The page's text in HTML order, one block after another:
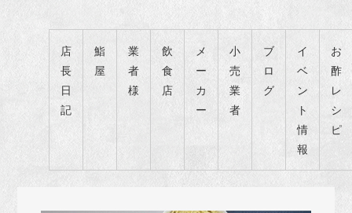
店
長
日
記
鮨
屋
業
者
様
飲
食
店
メ
ー
カ
ー
小
売
業
者
ブ
ロ
グ
イ
ベ
ン
ト
情
報
お
酢
レ
シ
ピ